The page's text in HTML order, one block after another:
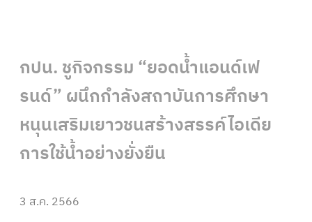
กปน. ชูกิจกรรม “ยอดน้ำแอนด์เฟ
รนด์” ผนึกกำลังสถาบันการศึกษา
หนุนเสริมเยาวชนสร้างสรรค์ไอเดีย
การใช้น้ำอย่างยั่งยืน
3 ส.ค. 2566